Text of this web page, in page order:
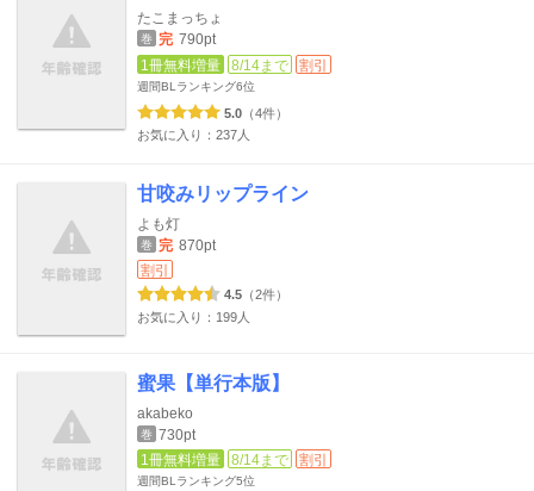
たこまっちょ
巻 完 790pt
1冊無料増量
8/14まで 割引
週間BLランキング6位
5.0 （4件）
お気に入り：237人
甘咬みリップライン
よも灯
巻 完 870pt
割引
4.5 （2件）
お気に入り：199人
蜜果【単行本版】
akabeko
巻 730pt
1冊無料増量
8/14まで 割引
週間BLランキング5位